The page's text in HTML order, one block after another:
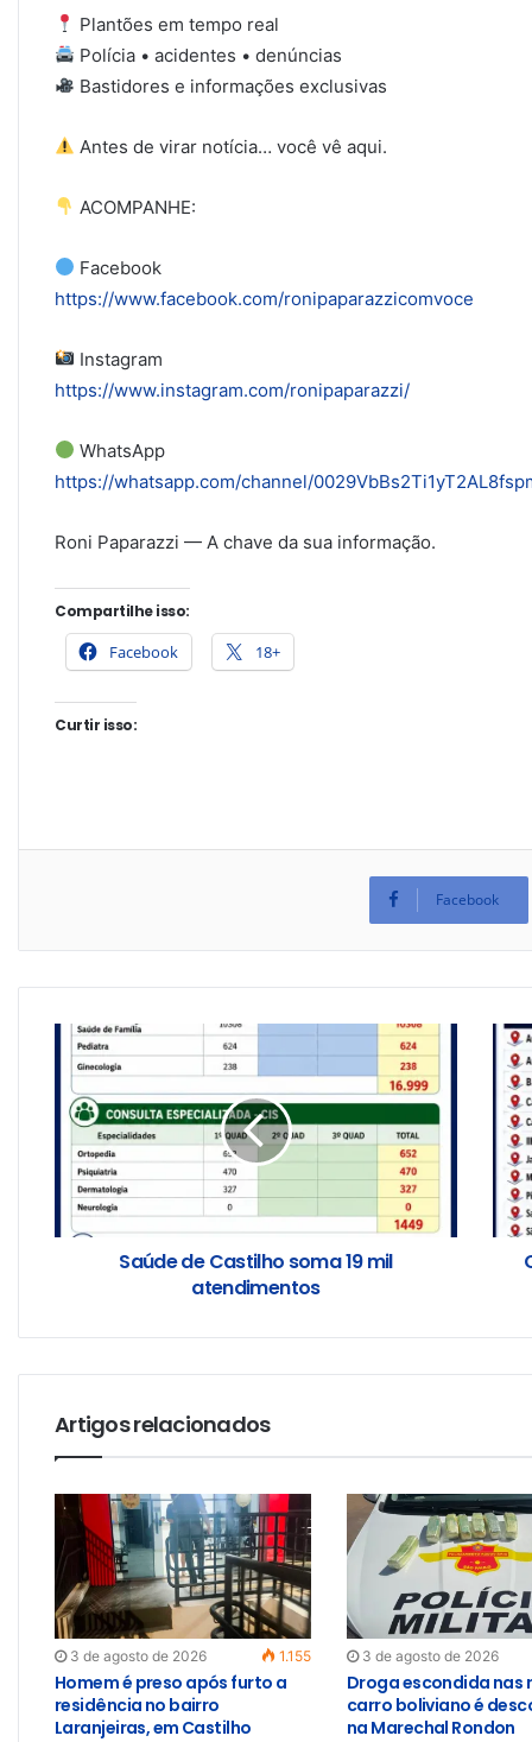
Plantões em tempo real
Polícia • acidentes • denúncias
Bastidores e informações exclusivas
Antes de virar notícia… você vê aqui.
ACOMPANHE:
Facebook
https://www.facebook.com/ronipaparazzicomvoce
Instagram
https://www.instagram.com/ronipaparazzi/
WhatsApp
https://whatsapp.com/channel/
Roni Paparazzi — A chave da sua informação.
Compartilhe isso:
Facebook 18+
Curtir isso:
Facebook
Saúde de Castilho soma 19 mil
atendimentos
Artigos relacionados
3 de agosto de 2026 1.155
Homem é preso após furto a
residência no bairro
Laranjeiras, em Castilho
3 de agosto de 2026
Droga escondida nas
carro boliviano é
na Marechal Rondon